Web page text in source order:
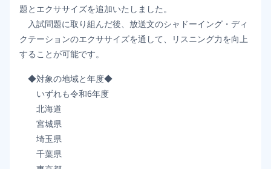
題とエクササイズを追加いたしました。
入試問題に取り組んだ後、放送文のシャドーイング・ディ
クテーションのエクササイズを通して、リスニング力を向上
することが可能です。
◆対象の地域と年度◆
いずれも令和6年度
北海道
宮城県
埼玉県
千葉県